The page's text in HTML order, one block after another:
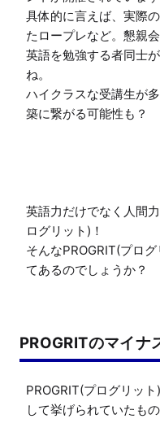
具体的に言えば、実際
たロープレなど。懇親
英語を勉強する者同士
ね。
ハイクラスな受講生が
築に繋がる可能性も？
英語力だけでなく人間
ログリット)！
そんなPROGRIT(プロ
てあるのでしょうか？
PROGRITのマイナ
PROGRIT(プログリッ
して挙げられていたも